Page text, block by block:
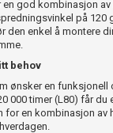
god kombinasjon
på 120
den enkel å montere
behov
ønsker en
000 timer (L80) får
for en kombinasjon av